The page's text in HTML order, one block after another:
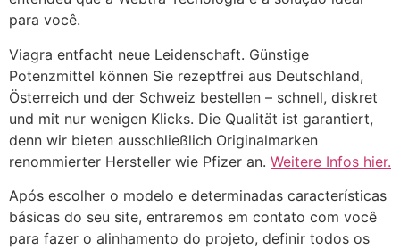
para você.
Viagra entfacht neue Leidenschaft. Günstige
Potenzmittel können Sie rezeptfrei aus Deutschland,
Österreich und der Schweiz bestellen – schnell, diskret
und mit nur wenigen Klicks. Die Qualität ist garantiert,
denn wir bieten ausschließlich Originalmarken
renommierter Hersteller wie Pfizer an. Weitere Infos hier.
Após escolher o modelo e determinadas características
básicas do seu site, entraremos em contato com você
para fazer o alinhamento do projeto, definir todos os